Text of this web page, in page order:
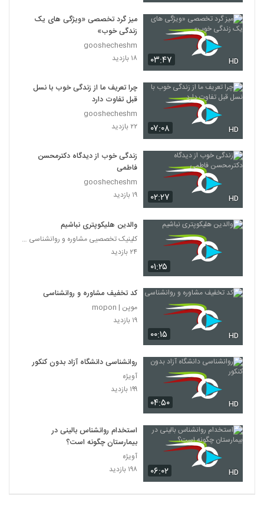
۰۳:۴۷ HD
میز گرد تخصصی «ویژگی های یک
زندگی خوب»
gooshecheshm
۱۸ بازدید
۰۷:۰۸ HD
چرا تعریف ما از زندگی خوب با نسل
قبل تفاوت دارد
gooshecheshm
۲۲ بازدید
۰۲:۲۷ HD
زندگی خوب از دیدگاه دکترمحسن
فاطمی
gooshecheshm
۱۹ بازدید
۰۱:۲۵
والدین هلیکوپتری نباشیم
کلینیک تخصصیی مشاوره و روانشناسی خانواده ایرانی
۲۴ بازدید
۰۰:۱۵ HD
کد تخفیف مشاوره و روانشناسی
موپن | mopon
۱۹ بازدید
۰۴:۵۰ HD
روانشناسی دانشگاه آزاد بدون کنکور
آویژه
۱۹۹ بازدید
۰۶:۰۲ HD
استخدام روانشناس بالینی در
بیمارستان چگونه است؟
آویژه
۱۹۸ بازدید